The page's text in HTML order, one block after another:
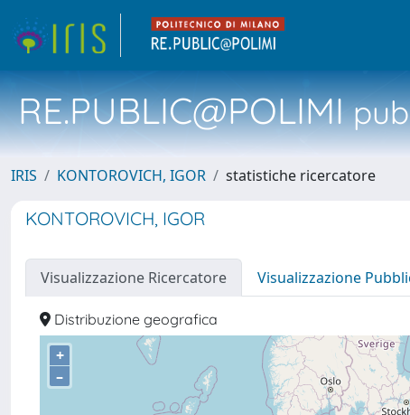
RE.PUBLIC@POLIMI
IRIS KONTOROVICH, IGOR statistiche ricercatore
KONTOROVICH, IGOR
Visualizzazione Ricercatore Visualizzazione
Distribuzione geografica
+
–